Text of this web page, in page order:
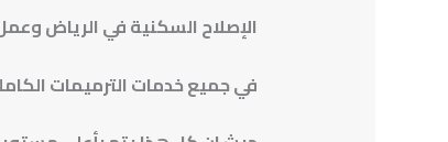
الإصلاح السكنيةفي الرياض
في جميع خدمات الترميمات